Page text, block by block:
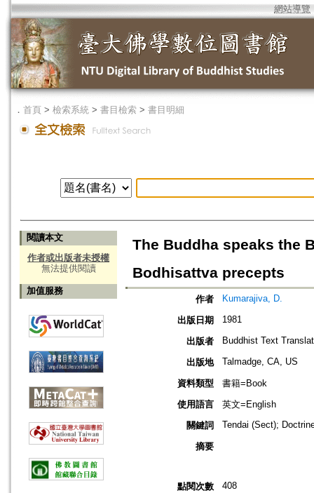
網站導覽
． 首頁 > 檢索系統 > 書目檢索 > 書目明細
閱讀本文
作者或出版者未授權
無法提供閱讀
加值服務
The Buddha speaks the
Bodhisattva precepts
作者 Kumarajiva, D.
出版日期 1981
出版者 Buddhist Text
出版地 Talmadge, CA, US
資料類型
書籍=Book
使用語言
英文=English
關鍵詞
Tendai (Sect);
摘要
點閱次數 408